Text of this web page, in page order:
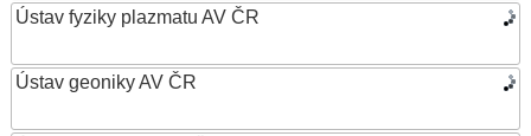
Ústav fyziky plazmatu AV ČR
Ústav geoniky AV ČR